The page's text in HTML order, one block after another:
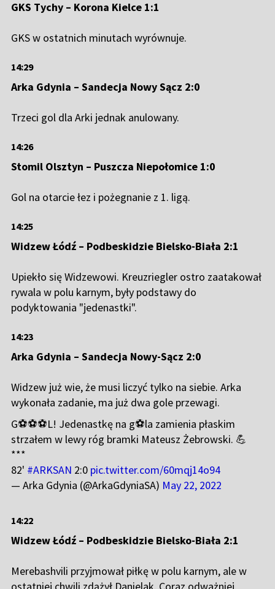
GKS Tychy – Korona Kielce 1:1
GKS w ostatnich minutach wyrównuje.
14:29
Arka Gdynia – Sandecja Nowy Sącz 2:0
Trzeci gol dla Arki jednak anulowany.
14:26
Stomil Olsztyn – Puszcza Niepołomice 1:0
Gol na otarcie łez i pożegnanie z 1. ligą.
14:25
Widzew Łódź – Podbeskidzie Bielsko-Biała 2:1
Upiekło się Widzewowi. Kreuzriegler ostro zaatakował
rywala w polu karnym, były podstawy do
podyktowania "jedenastki".
14:23
Arka Gdynia – Sandecja Nowy-Sącz 2:0
Widzew już wie, że musi liczyć tylko na siebie. Arka
wykonała zadanie, ma już dwa gole przewagi.
G⚽⚽⚽L! Jedenastkę na g⚽la zamienia płaskim
strzałem w lewy róg bramki Mateusz Żebrowski. 💪
***
82' #ARKSAN 2:0 pic.twitter.com/60mqj14o94
— Arka Gdynia (@ArkaGdyniaSA) May 22, 2022
14:22
Widzew Łódź – Podbeskidzie Bielsko-Biała 2:1
Merebashvili przyjmował piłkę w polu karnym, ale w